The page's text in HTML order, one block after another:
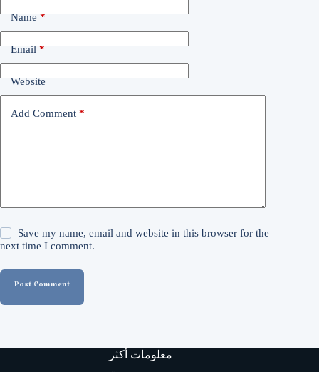
Name*
Email*
Website
Add Comment *
Save my name, email and website in this browser for the
next time I comment.
Post Comment
معلومات أكثر